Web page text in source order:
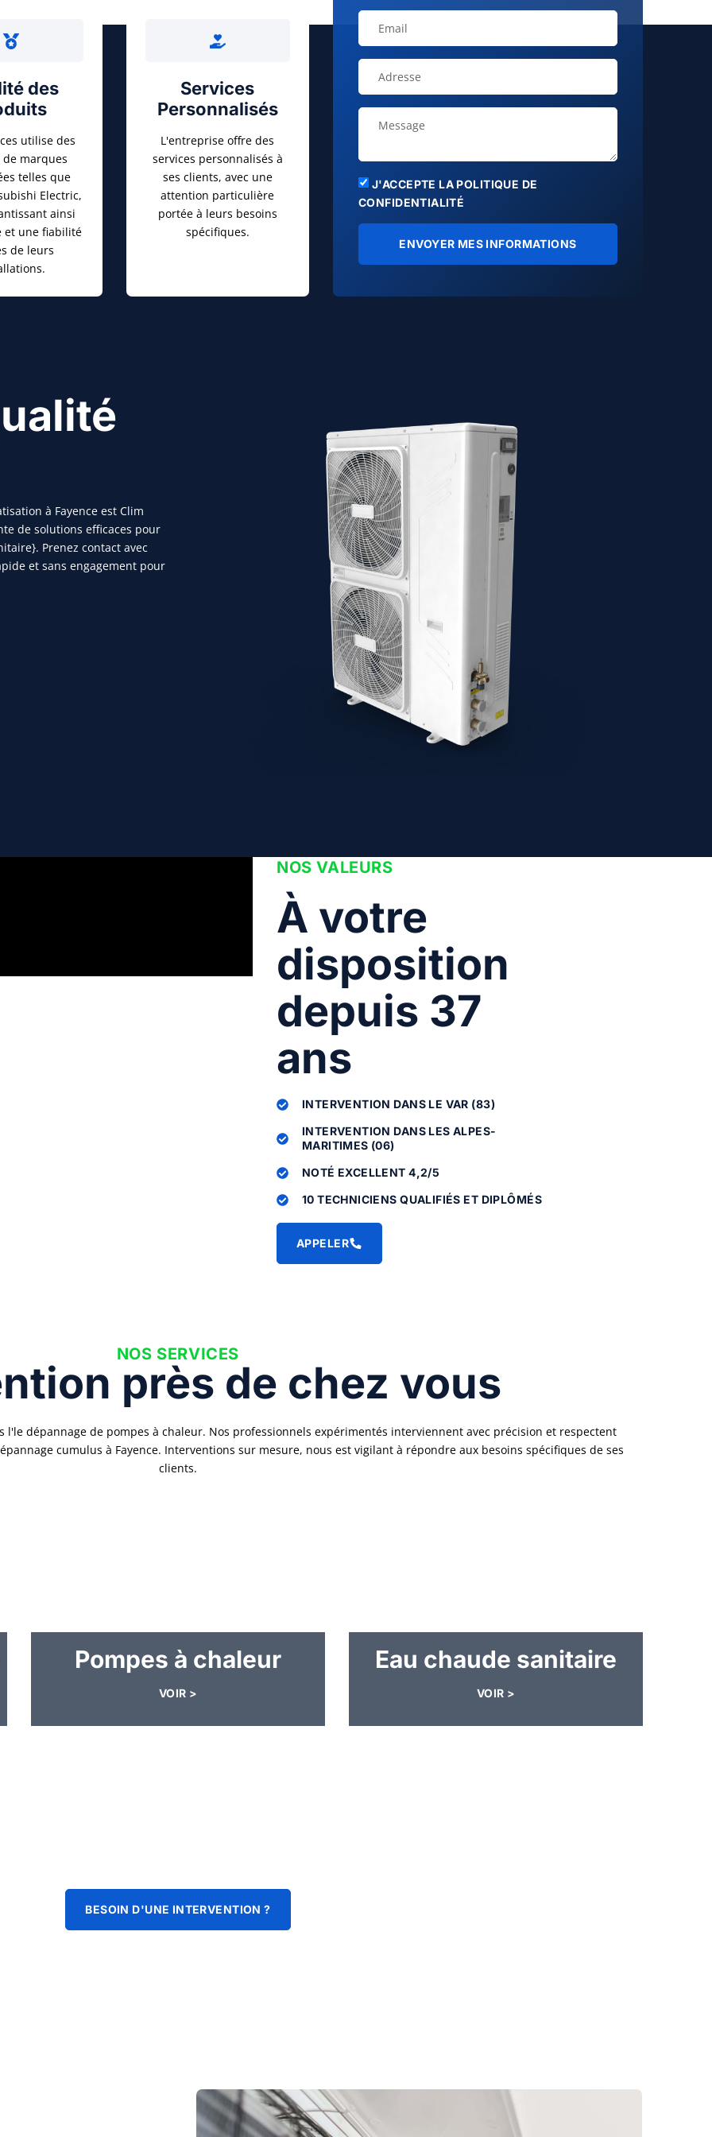
des
utilise des
marques
telles que
Electric,
ainsi
et une fiabilité
de leurs
Services
Personnalisés
L'entreprise offre des
services personnalisés à
ses clients, avec une
attention particulière
portée à leurs besoins
spécifiques.
J'ACCEPTE LA POLITIQUE DE
CONFIDENTIALITÉ
ENVOYER MES INFORMATIONS
à Fayence est Clim
de solutions efficaces pour
Prenez contact avec
et sans engagement pour
NOS VALEURS
À votre
disposition
depuis 37
ans
INTERVENTION DANS LE VAR (83)
INTERVENTION DANS LES ALPES-
MARITIMES (06)
NOTÉ EXCELLENT 4,2/5
10 TECHNICIENS QUALIFIÉS ET DIPLÔMÉS
APPELER
NOS SERVICES
près de chez vous
l'le dépannage de pompes à chaleur. Nos professionnels expérimentés interviennent avec précision et respectent
cumulus à Fayence. Interventions sur mesure, nous est vigilant à répondre aux besoins spécifiques de ses
clients.
Pompes à chaleur
VOIR >
Eau chaude sanitaire
VOIR >
BESOIN D'UNE INTERVENTION ?